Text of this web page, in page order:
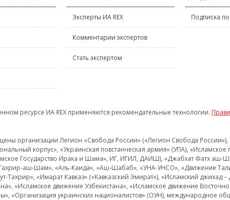
Эксперты ИА REX
Комментарии экспертов
Стать экспертом
Подписка
ресурсе ИА REX применяются рекомендательные технологии.
организации Легион «Свобода России» («Легион Свобода России»),
корпус», «Украинская повстанческая армия» (УПА),
Государство Ирака и Шама», ИГ, ИГИЛ, ДАИШ), «Джабхат Фатх аш-
аш-Шам», «Аль-Каида», «Аш-Шабаб», «УНА-УНСО», «Движение
Тахрир», «Имарат Кавказ» («Кавказский Эмират»), «Исламский
«Исламское движение Узбекистана», «Исламское движение
«Организация украинских националистов» (ОУН), международное